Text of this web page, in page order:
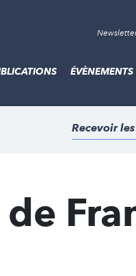
ÉVÈNEMENTS
Recevoir